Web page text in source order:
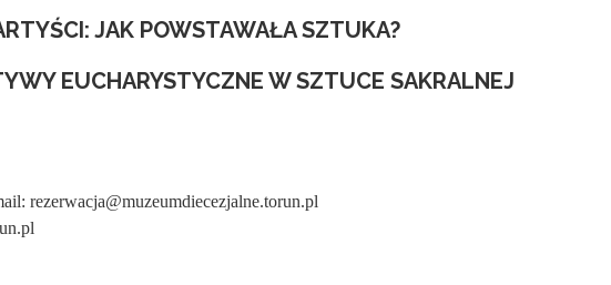
JAK POWSTAWAŁA SZTUKA?
EUCHARYSTYCZNE W SZTUCE SAKRALNEJ
rezerwacja@muzeumdiecezjalne.torun.pl